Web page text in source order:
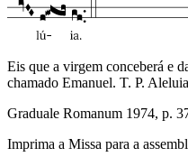
Eis que a virgem conceberá e
chamado Emanuel. T. P.
Graduale Romanum 1974, p.
Imprima a Missa para a